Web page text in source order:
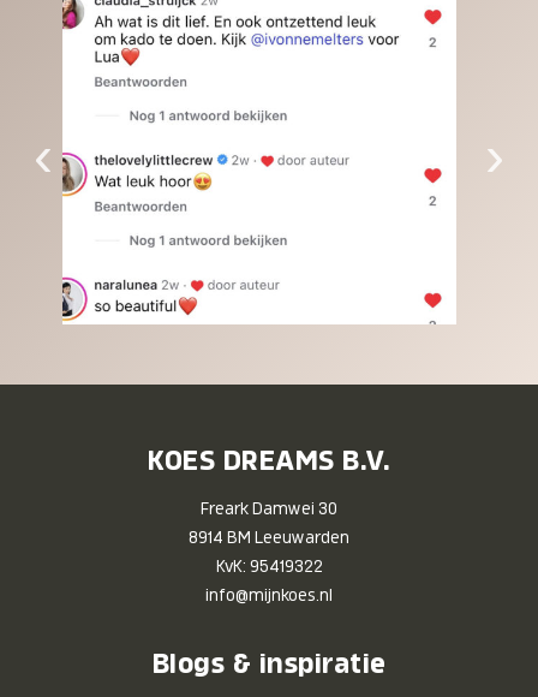
‹ ›
KOES DREAMS B.V.
Freark Damwei 30
8914 BM Leeuwarden
KvK: 95419322
info@mijnkoes.nl
Blogs & inspiratie